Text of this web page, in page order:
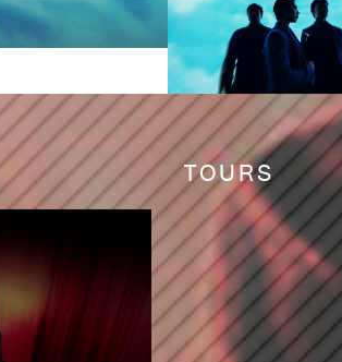
TOURS